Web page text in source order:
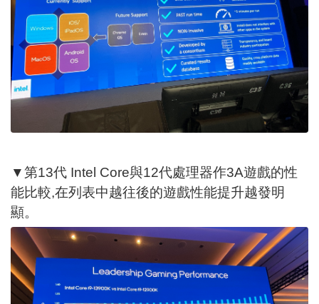
▼第13代 Intel Core與12代處理器作3A遊戲的性
能比較,在列表中越往後的遊戲性能提升越發明
顯。